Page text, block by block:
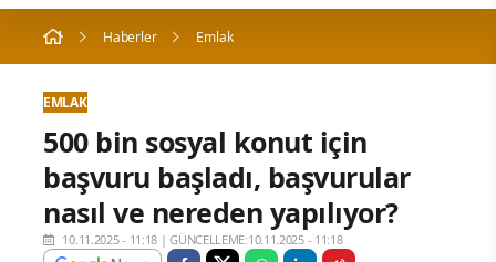
Haberler Emlak
EMLAK
500 bin sosyal konut için
başvuru başladı, başvurular
nasıl ve nereden yapılıyor?
10.11.2025 - 11:18 |GÜNCELLEME:10.11.2025 - 11:18